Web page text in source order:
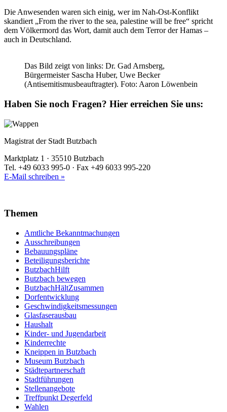
Die Anwesenden waren sich einig, wer im Nah-Ost-Konflikt
skandiert „From the river to the sea, palestine will be free“ spricht
dem Völkermord das Wort, damit auch dem Terror der Hamas –
auch in Deutschland.
Das Bild zeigt von links: Dr. Gad Arnsberg,
Bürgermeister Sascha Huber, Uwe Becker
(Antisemitismusbeauftragter). Foto: Aaron Löwenbein
Haben Sie noch Fragen? Hier erreichen Sie uns:
Magistrat der Stadt Butzbach
Marktplatz 1 · 35510 Butzbach
Tel. +49 6033 995-0 · Fax +49 6033 995-220
E-Mail schreiben »
Themen
Amtliche Bekanntmachungen
Ausschreibungen
Bebauungspläne
Beteiligungsberichte
ButzbachHilft
Butzbach bewegen
ButzbachHältZusammen
Dorfentwicklung
Geschwindigkeitsmessungen
Glasfaserausbau
Haushalt
Kinder- und Jugendarbeit
Kinderrechte
Kneippen in Butzbach
Museum Butzbach
Städtepartnerschaft
Stadtführungen
Stellenangebote
Treffpunkt Degerfeld
Wahlen